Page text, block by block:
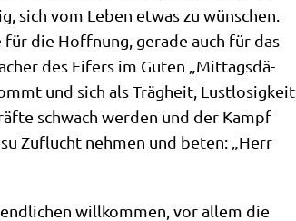
sich vom Leben etwas zu wün­schen.
die Hoff­nung, gera­de auch für das
des Eifers im Guten „Mit­tags­dä­
und sich als Träg­heit, Lust­lo­sig­keit,
schwach wer­den und der Kampf
Zuflucht neh­men und beten: „Herr
will­kom­men, vor allem die